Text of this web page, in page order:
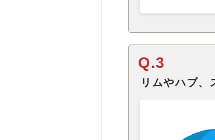
Q.3
リムやハブ、